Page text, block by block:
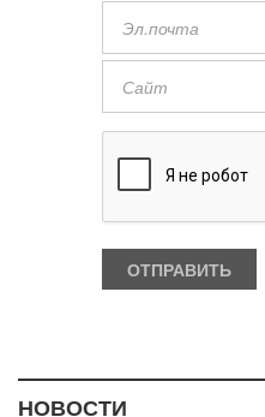
НОВОСТИ